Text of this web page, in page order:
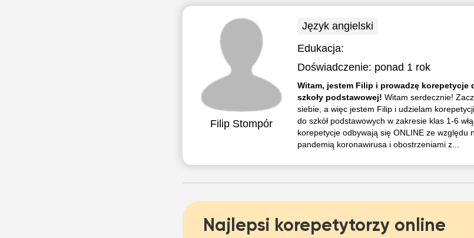
Filip Stompór
Język angielski
Edukacja:
Doświadczenie: ponad 1 rok
Witam, jestem Filip i prowadzę korepetycje
szkoły podstawowej!Witam serdecznie!
siebie, a więc jestem Filip i udzielam
do szkół podstawowych w zakresie klas 1-6
korepetycje odbywają się ONLINE ze względu
pandemią koronawirusa i obostrzeniami z...
Najlepsi korepetytorzy online